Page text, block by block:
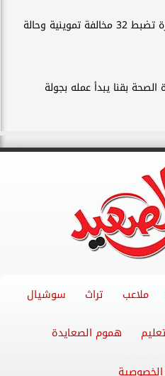
حملة مكبرة تضبط 32 مخالفة تموينية وحالة
الصحة بقنا يبدأ عمله بجولة
ملاعب تراث سوشيال
تعليم هموم الصعايدة